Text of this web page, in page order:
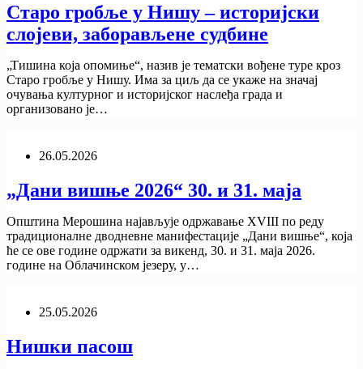
Старо гробље у Нишу – историјски
слојеви, заборављене судбине
„Тишина која опомиње“, назив је тематски вођене туре кроз
Старо гробље у Нишу. Има за циљ да се укаже на значај
очувања културног и историјског наслеђа града и
организовано је…
26.05.2026
„Дани вишње 2026“ 30. и 31. маја
Општина Мерошина најављује одржавање XVIII по реду
традиционалне дводневне манифестације „Дани вишње“, која
ће се ове године одржати за викенд, 30. и 31. маја 2026.
године на Облачинском језеру, у…
25.05.2026
Нишки пасош